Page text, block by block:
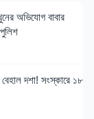
অভিযোগ বাবার
দশা! সংস্কারে ১৮